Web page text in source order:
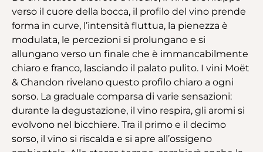
verso il cuore della bocca, il profilo del vino prende
forma in curve, l’intensità fluttua, la pienezza è
modulata, le percezioni si prolungano e si
allungano verso un finale che è immancabilmente
chiaro e franco, lasciando il palato pulito. I vini Moët
& Chandon rivelano questo profilo chiaro a ogni
sorso. La graduale comparsa di varie sensazioni:
durante la degustazione, il vino respira, gli aromi si
evolvono nel bicchiere. Tra il primo e il decimo
sorso, il vino si riscalda e si apre all’ossigeno